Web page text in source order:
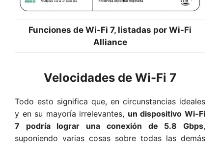
Funciones de Wi-Fi 7, listadas por Wi-Fi
Alliance
Velocidades de Wi-Fi 7
Todo esto significa que, en circunstancias ideales
y en su mayoría irrelevantes, un dispositivo Wi-Fi
7 podría lograr una conexión de 5.8 Gbps,
suponiendo varias cosas sobre todas las demás